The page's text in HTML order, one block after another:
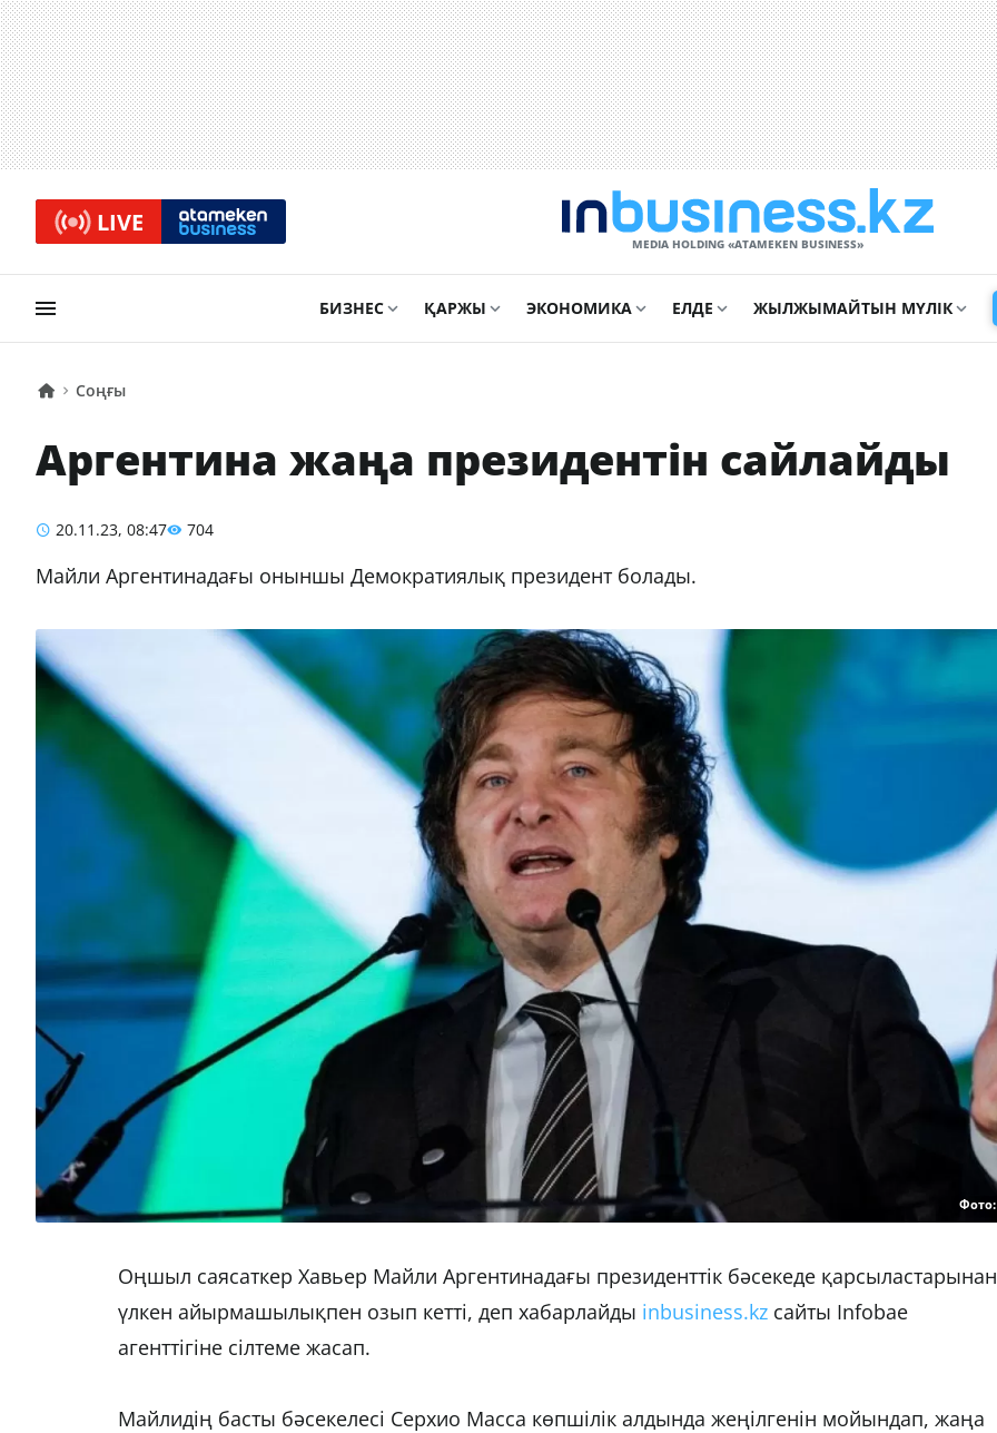
LIVE
MEDIA HOLDING «ATAMEKЕN BUSINESS»
БИЗНЕС ҚАРЖЫ ЭКОНОМИКА ЕЛДЕ ЖЫЛЖЫМАЙТЫН МҮЛІК
Соңғы
Аргентина жаңа президентін сайлайды
20.11.23, 08:47 704
Майли Аргентинадағы оныншы Демократиялық президент болады.
Фото:
Оңшыл саясаткер Хавьер Майли Аргентинадағы президенттік бәсекеде қарсыластарынан
үлкен айырмашылықпен озып кетті, деп хабарлайды inbusiness.kz сайты Infobae
агенттігіне сілтеме жасап.
Майлидің басты бәсекелесі Серхио Масса көпшілік алдында жеңілгенін мойындап, жаңа